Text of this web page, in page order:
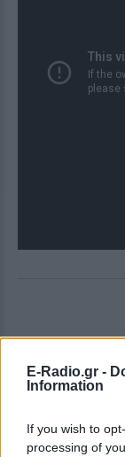
E-Radio.gr -
Information
If you wish to
processing of